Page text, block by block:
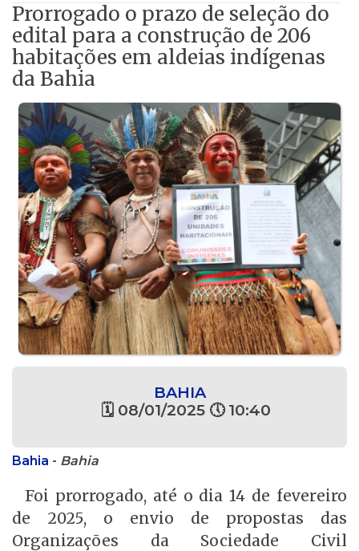
Prorrogado o prazo de seleção do
edital para a construção de 206
habitações em aldeias indígenas
da Bahia
BAHIA
🗓 08/01/2025 🕔 10:40
Bahia - Bahia
Foi prorrogado, até o dia 14 de fevereiro
de 2025, o envio de propostas das
Organizações da Sociedade Civil